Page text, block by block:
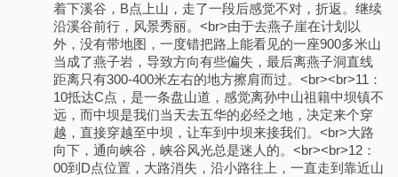
着下溪谷，B点上山，走了一段后感觉不对，折返。继续
沿溪谷前行，风景秀丽。<br>由于去燕子崖在计划以
外，没有带地图，一度错把路上能看见的一座900多米山
当成了燕子岩，导致方向有些偏失，最后离燕子洞直线
距离只有300-400米左右的地方擦肩而过。<br><br>11：
10抵达C点，是一条盘山道，感觉离孙中山祖籍中坝镇不
远，而中坝是我们当天去五华的必经之地，决定来个穿
越，直接穿越至中坝，让车到中坝来接我们。<br>大路
向下，通向峡谷，峡谷风光总是迷人的。<br><br>12：
00到D点位置，大路消失，沿小路往上，一直走到靠近山